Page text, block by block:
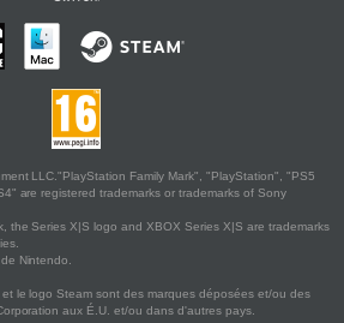
LLC."PlayStation Family Mark", "PlayStation", "PS5
are registered trademarks or trademarks of Sony
the Series X|S logo and XBOX Series X|S are trademarks
Nintendo.
le logo Steam sont des marques déposées et/ou des
aux É.U. et/ou dans d'autres pays.